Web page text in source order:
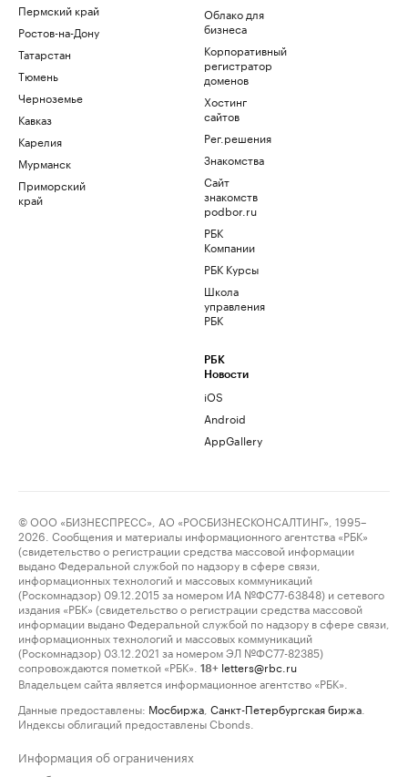
Пермский край
Ростов-на-Дону
Татарстан
Тюмень
Черноземье
Кавказ
Карелия
Мурманск
Приморский
край
Облако для
бизнеса
Корпоративный
регистратор
доменов
Хостинг
сайтов
Рег.решения
Знакомства
Сайт
знакомств
podbor.ru
РБК
Компании
РБК Курсы
Школа
управления
РБК
РБК
Новости
iOS
Android
AppGallery
© ООО «БИЗНЕСПРЕСС», АО «РОСБИЗНЕСКОНСАЛТИНГ», 1995–
2026. Сообщения и материалы информационного агентства «РБК»
(свидетельство о регистрации средства массовой информации
выдано Федеральной службой по надзору в сфере связи,
информационных технологий и массовых коммуникаций
(Роскомнадзор) 09.12.2015 за номером ИА №ФС77-63848) и сетевого
издания «РБК» (свидетельство о регистрации средства массовой
информации выдано Федеральной службой по надзору в сфере связи,
информационных технологий и массовых коммуникаций
(Роскомнадзор) 03.12.2021 за номером ЭЛ №ФС77-82385)
сопровождаются пометкой «РБК».
18+ letters@rbc.ru
Владельцем сайта является информационное агентство «РБК».
Данные предоставлены: Мосбиржа Санкт-Петербургская биржа
Индексы облигаций предоставлены Cbonds.
Информация об ограничениях